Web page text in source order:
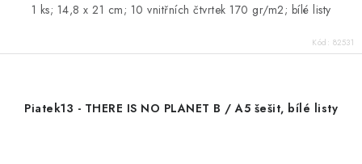
1 ks; 14,8 x 21 cm; 10 vnitřních čtvrtek 170 gr/m2; bílé listy
Kód: 82531
Piatek13 - THERE IS NO PLANET B / A5 šešit, bílé listy